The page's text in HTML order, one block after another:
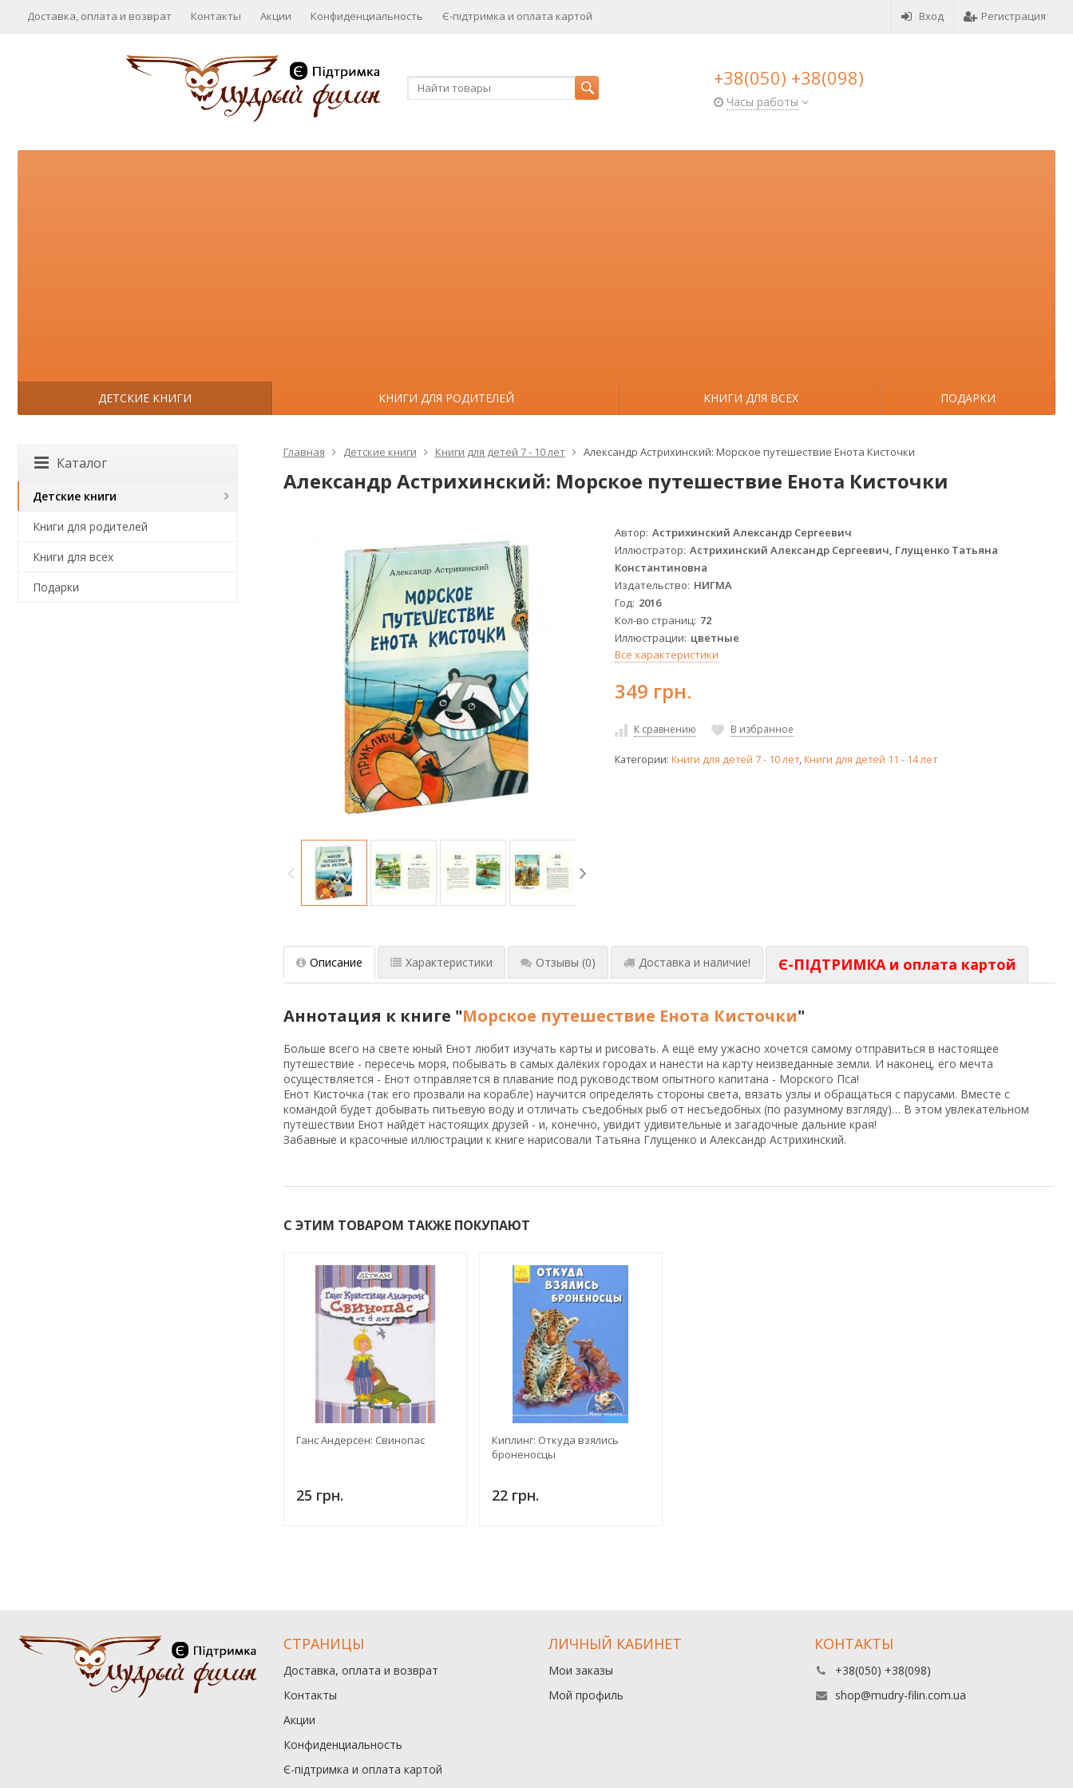
Вход Регистрация
Доставка, оплата и возврат Контакты Акции Конфиденциальность Є-підтримка и оплата картой
+38(050) +38(098)
Часы работы
ДЕТСКИЕ КНИГИ КНИГИ ДЛЯ РОДИТЕЛЕЙ КНИГИ ДЛЯ ВСЕХ ПОДАРКИ
Главная Детские книги Книги для детей 7 - 10 лет Александр Астрихинский: Морское путешествие Енота Кисточки
Александр Астрихинский: Морское путешествие Енота Кисточки
Автор Астрихинский Александр Сергеевич
Иллюстратор Астрихинский Александр Сергеевич, Глущенко Татьяна
Константиновна
Издательство НИГМА
Год 2016
Кол-во страниц 72
Иллюстрации цветные
Все характеристики
349 грн.
К сравнению В избранное
Категории:Книги для детей 7 - 10 лет,Книги для детей 11 - 14 лет
Описание Характеристики Отзывы (0) Доставка и наличие! Є-ПІДТРИМКА и оплата картой
Аннотация к книге "Морское путешествие Енота Кисточки"
Больше всего на свете юный Енот любит изучать карты и рисовать. А ещё ему ужасно хочется самому отправиться в настоящее
путешествие - пересечь моря, побывать в самых далёких городах и нанести на карту неизведанные земли. И наконец, его мечта
осуществляется - Енот отправляется в плавание под руководством опытного капитана - Морского Пса!
Енот Кисточка (так его прозвали на корабле) научится определять стороны света, вязать узлы и обращаться с парусами. Вместе с
командой будет добывать питьевую воду и отличать съедобных рыб от несъедобных (по разумному взгляду)… В этом увлекательном
путешествии Енот найдёт настоящих друзей - и, конечно, увидит удивительные и загадочные дальние края!
Забавные и красочные иллюстрации к книге нарисовали Татьяна Глущенко и Александр Астрихинский.
С ЭТИМ ТОВАРОМ ТАКЖЕ ПОКУПАЮТ
Ганс Андерсен: Свинопас
25 грн.
Киплинг: Откуда взялись
броненосцы
22 грн.
Каталог
Детские книги
Книги для родителей
Книги для всех
Подарки
СТРАНИЦЫ
Доставка, оплата и возврат
Контакты
Акции
Конфиденциальность
Є-підтримка и оплата картой
ЛИЧНЫЙ КАБИНЕТ
Мои заказы
Мой профиль
КОНТАКТЫ
+38(050) +38(098)
shop@mudry-filin.com.ua